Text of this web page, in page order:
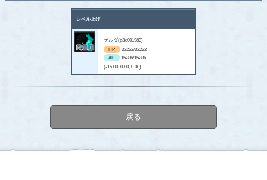
レベル上げ
ゲルダ(p3x001983)
HP
32222/32222
AP
15286/15286
(-15.00, 0.00, 0.00)
戻る